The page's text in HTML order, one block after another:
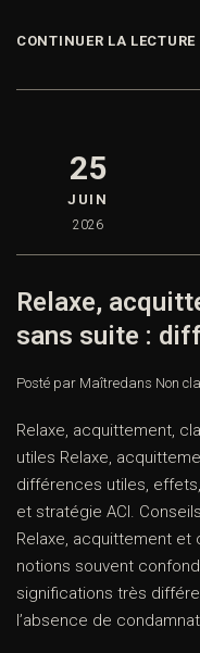
CONTINUER LA LECTURE
25
JUIN
2026
Relaxe,
sans suite :
Posté par Maîtredans Non
Relaxe, acquittement,
utiles Relaxe,
différences utiles,
et stratégie ACI.
Relaxe, acquittement
notions souvent
significations très
l’absence de